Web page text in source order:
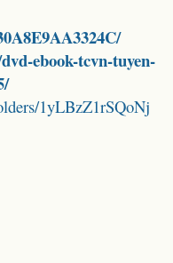
ebook-tcvn-tuyen-
1yLBzZ1rSQoNj